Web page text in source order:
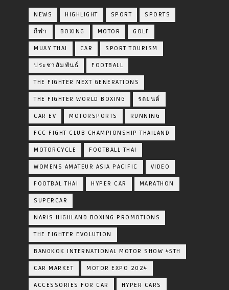
NEWS HIGHLIGHT SPORT SPORTS
กีฬา BOXING MOTOR GOLF
MUAY THAI CAR SPORT TOURISM
ประชาสัมพันธ์ FOOTBALL
THE FIGHTER NEXT GENERATIONS
THE FIGHTER WORLD BOXING รถยนต์
CAR EV MOTORSPORTS RUNNING
FCC FIGHT CLUB CHAMPIONSHIP THAILAND
MOTORCYCLE FOOTBALL THAI
WOMENS AMATEUR ASIA PACIFIC VIDEO
FOOTBAL THAI HYPER CAR MARATHON
SUPERCAR
NARIS HIGHLAND BOXING PROMOTIONS
THE FIGHTER EVOLUTION
BANGKOK INTERNATIONAL MOTOR SHOW 45TH
CAR MARKET MOTOR EXPO 2024
ACCESSORIES FOR CAR HYPER CARS